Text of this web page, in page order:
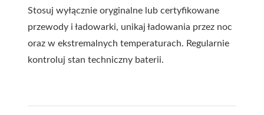
Stosuj wyłącznie oryginalne lub certyfikowane
przewody i ładowarki, unikaj ładowania przez noc
oraz w ekstremalnych temperaturach. Regularnie
kontroluj stan techniczny baterii.